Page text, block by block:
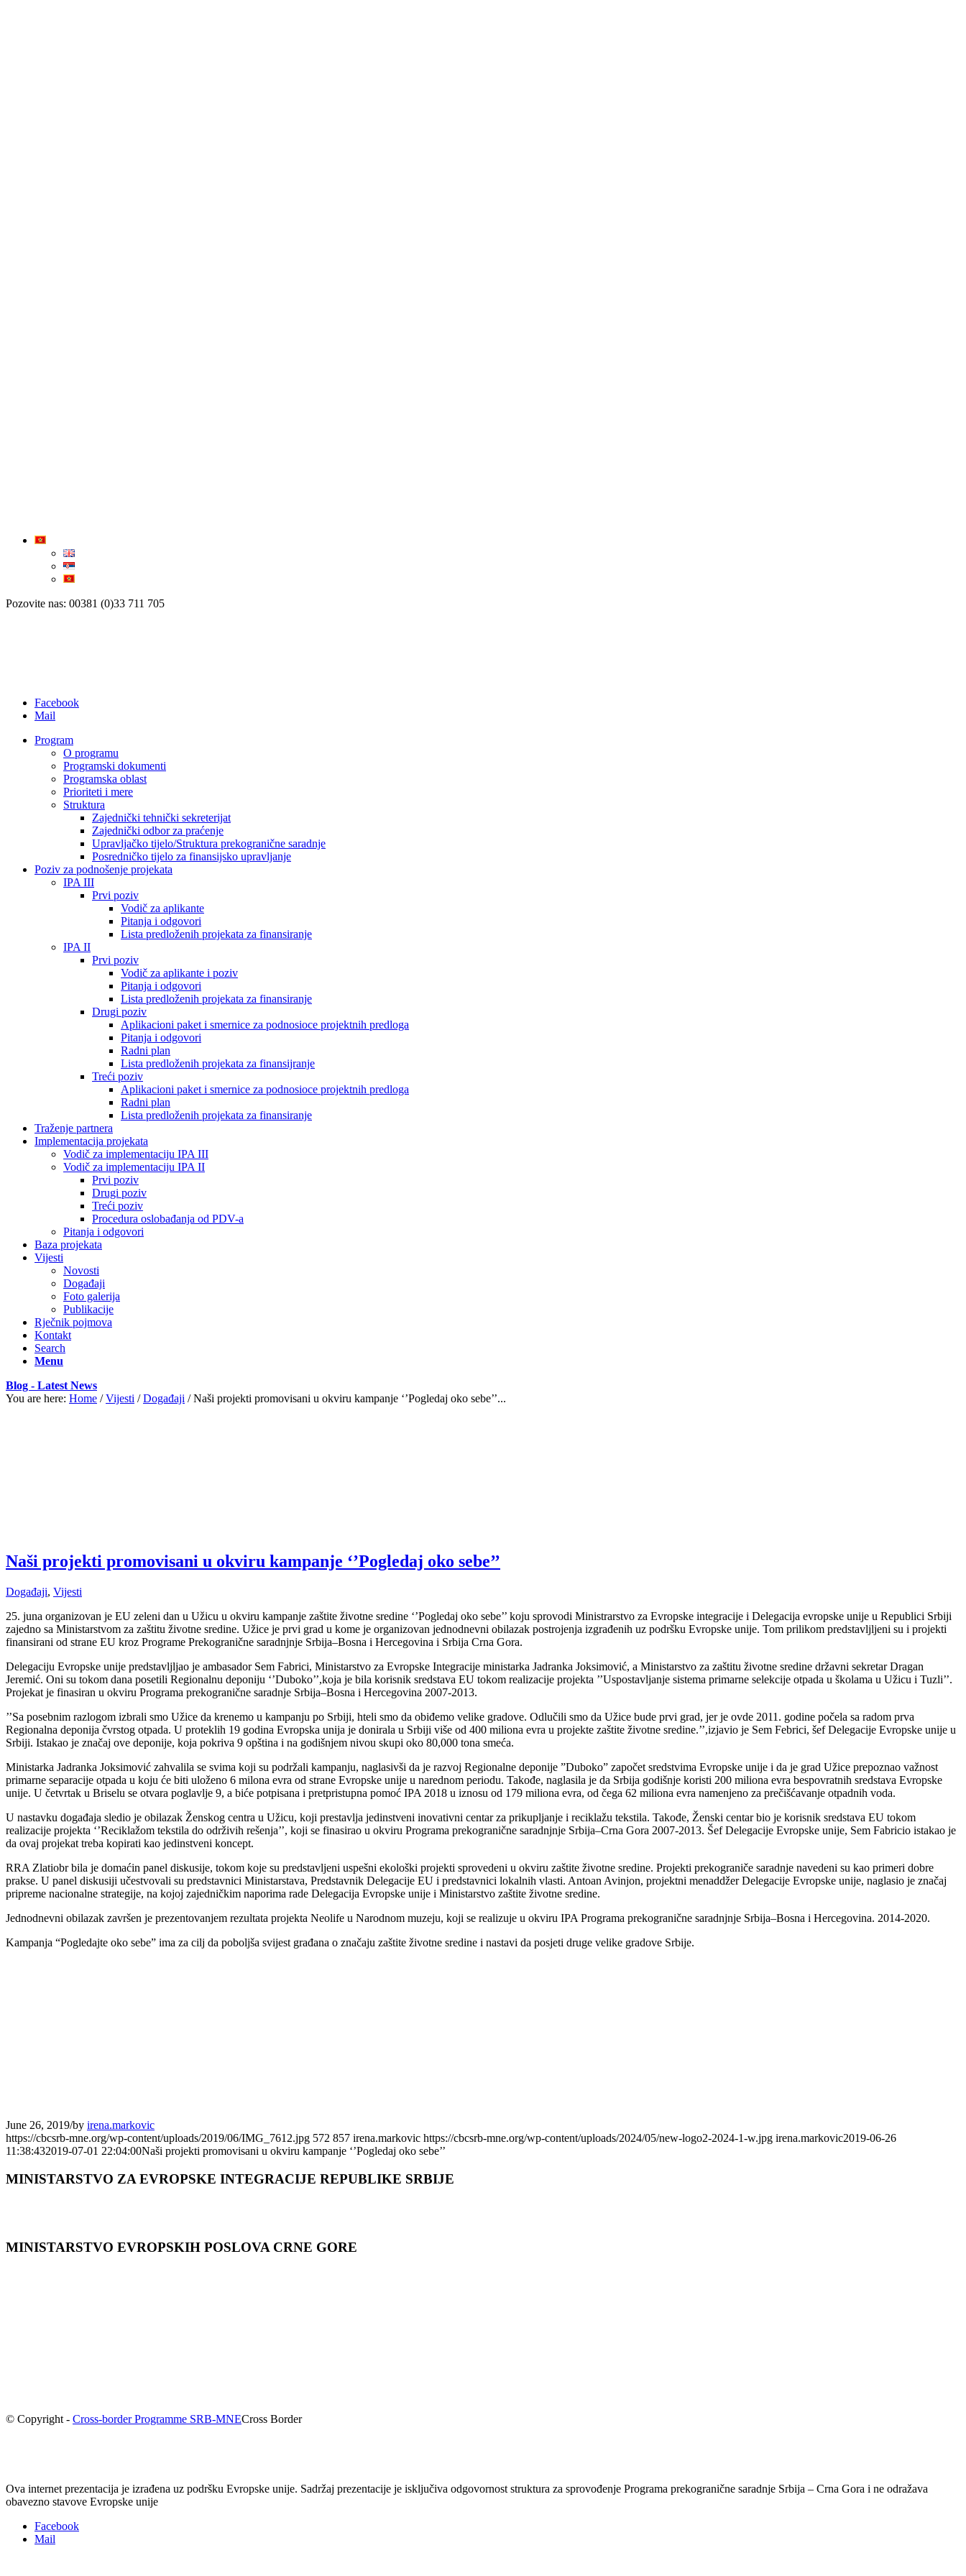
Pozovite nas: 00381 (0)33 711 705
Facebook
Mail
Program
O programu
Programski dokumenti
Programska oblast
Prioriteti i mere
Struktura
Zajednički tehnički sekreterijat
Zajednički odbor za praćenje
Upravljačko tijelo/Struktura prekogranične saradnje
Posredničko tijelo za finansijsko upravljanje
Poziv za podnošenje projekata
IPA III
Prvi poziv
Vodič za aplikante
Pitanja i odgovori
Lista predloženih projekata za finansiranje
IPA II
Prvi poziv
Vodič za aplikante i poziv
Pitanja i odgovori
Lista predloženih projekata za finansiranje
Drugi poziv
Aplikacioni paket i smernice za podnosioce projektnih predloga
Pitanja i odgovori
Radni plan
Lista predloženih projekata za finansijranje
Treći poziv
Aplikacioni paket i smernice za podnosioce projektnih predloga
Radni plan
Lista predloženih projekata za finansiranje
Traženje partnera
Implementacija projekata
Vodič za implementaciju IPA III
Vodič za implementaciju IPA II
Prvi poziv
Drugi poziv
Treći poziv
Procedura oslobađanja od PDV-a
Pitanja i odgovori
Baza projekata
Vijesti
Novosti
Događaji
Foto galerija
Publikacije
Rječnik pojmova
Kontakt
Search
Menu
Blog - Latest News
You are here: Home / Vijesti / Događaji / Naši projekti promovisani u okviru kampanje ‘’Pogledaj oko sebe’’...
Naši projekti promovisani u okviru kampanje ‘’Pogledaj oko sebe’’
Događaji, Vijesti
25. juna organizovan je EU zeleni dan u Užicu u okviru kampanje zaštite životne sredine ‘’Pogledaj oko sebe’’ koju sprovodi Ministrarstvo za Evropske integracije i Delegacija evropske unije u Republici Srbiji
zajedno sa Ministarstvom za zaštitu životne sredine. Užice je prvi grad u kome je organizovan jednodnevni obilazak postrojenja izgrađenih uz podršku Evropske unije. Tom prilikom predstavljljeni su i projekti
finansirani od strane EU kroz Programe Prekogranične saradnjnje Srbija–Bosna i Hercegovina i Srbija Crna Gora.
Delegaciju Evropske unije predstavljljao je ambasador Sem Fabrici, Ministarstvo za Evropske Integracije ministarka Jadranka Joksimović, a Ministarstvo za zaštitu životne sredine državni sekretar Dragan
Jeremić. Oni su tokom dana posetili Regionalnu deponiju ‘’Duboko’’,koja je bila korisnik sredstava EU tokom realizacije projekta ’’Uspostavljanje sistema primarne selekcije otpada u školama u Užicu i Tuzli’’.
Projekat je finasiran u okviru Programa prekogranične saradnje Srbija–Bosna i Hercegovina 2007-2013.
’’Sa posebnim razlogom izbrali smo Užice da krenemo u kampanju po Srbiji, hteli smo da obiđemo velike gradove. Odlučili smo da Užice bude prvi grad, jer je ovde 2011. godine počela sa radom prva
Regionalna deponija čvrstog otpada. U proteklih 19 godina Evropska unija je donirala u Srbiji više od 400 miliona evra u projekte zaštite životne sredine.’’,izjavio je Sem Febrici, šef Delegacije Evropske unije u
Srbiji. Istakao je značaj ove deponije, koja pokriva 9 opština i na godišnjem nivou skupi oko 80,000 tona smeća.
Ministarka Jadranka Joksimović zahvalila se svima koji su podržali kampanju, naglasivši da je razvoj Regionalne deponije ”Duboko” započet sredstvima Evropske unije i da je grad Užice prepoznao važnost
primarne separacije otpada u koju će biti uloženo 6 milona evra od strane Evropske unije u narednom periodu. Takođe, naglasila je da Srbija godišnje koristi 200 miliona evra bespovratnih sredstava Evropske
unije. U četvrtak u Briselu se otvara poglavlje 9, a biće potpisana i pretpristupna pomoć IPA 2018 u iznosu od 179 miliona evra, od čega 62 miliona evra namenjeno za prečišćavanje otpadnih voda.
U nastavku događaja sledio je obilazak Ženskog centra u Užicu, koji prestavlja jedinstveni inovativni centar za prikupljanje i reciklažu tekstila. Takođe, Ženski centar bio je korisnik sredstava EU tokom
realizacije projekta ‘’Reciklažom tekstila do održivih rešenja’’, koji se finasirao u okviru Programa prekogranične saradnjnje Srbija–Crna Gora 2007-2013. Šef Delegacije Evropske unije, Sem Fabricio istakao je
da ovaj projekat treba kopirati kao jedinstveni koncept.
RRA Zlatiobr bila je domaćin panel diskusije, tokom koje su predstavljeni uspešni ekološki projekti sprovedeni u okviru zaštite životne sredine. Projekti prekograniče saradnje navedeni su kao primeri dobre
prakse. U panel diskusiji učestvovali su predstavnici Ministarstava, Predstavnik Delegacije EU i predstavnici lokalnih vlasti. Antoan Avinjon, projektni menaddžer Delegacije Evropske unije, naglasio je značaj
pripreme nacionalne strategije, na kojoj zajedničkim naporima rade Delegacija Evropske unije i Ministarstvo zaštite životne sredine.
Jednodnevni obilazak završen je prezentovanjem rezultata projekta Neolife u Narodnom muzeju, koji se realizuje u okviru IPA Programa prekogranične saradnjnje Srbija–Bosna i Hercegovina. 2014-2020.
Kampanja “Pogledajte oko sebe” ima za cilj da poboljša svijest građana o značaju zaštite životne sredine i nastavi da posjeti druge velike gradove Srbije.
June 26, 2019/by irena.markovic
https://cbcsrb-mne.org/wp-content/uploads/2019/06/IMG_7612.jpg 572 857 irena.markovic https://cbcsrb-mne.org/wp-content/uploads/2024/05/new-logo2-2024-1-w.jpg irena.markovic2019-06-26
11:38:432019-07-01 22:04:00Naši projekti promovisani u okviru kampanje ‘’Pogledaj oko sebe’’
MINISTARSTVO ZA EVROPSKE INTEGRACIJE REPUBLIKE SRBIJE
MINISTARSTVO EVROPSKIH POSLOVA CRNЕ GORЕ
© Copyright - Cross-border Programme SRB-MNECross Border
Ova internet prezentacija je izrađena uz podršku Evropske unije. Sadržaj prezentacije je isključiva odgovornost struktura za sprovođenje Programa prekogranične saradnje Srbija – Crna Gora i ne odražava
obavezno stavove Evropske unije
Facebook
Mail